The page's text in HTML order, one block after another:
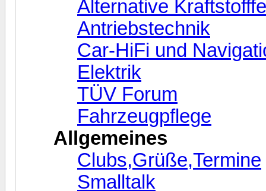
Alternative
Antriebstechnik
Car-HiFi und
Elektrik
TÜV Forum
Fahrzeugpflege
Allgemeines
Clubs,Grüße,Termine
Smalltalk